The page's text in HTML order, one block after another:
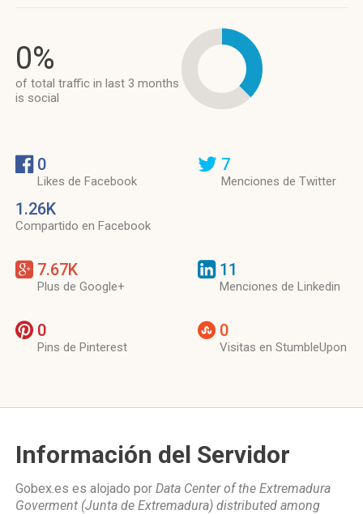
0%
of total traffic in last 3 months
is social
0
Likes de Facebook
1.26K
Compartido en Facebook
7
Menciones de Twitter
7.67K
Plus de Google+
11
Menciones de Linkedin
0
Pins de Pinterest
0
Visitas en StumbleUpon
Información del Servidor
Gobex.es es alojado por Data Center of the Extremadura
Goverment (Junta de Extremadura) distributed among